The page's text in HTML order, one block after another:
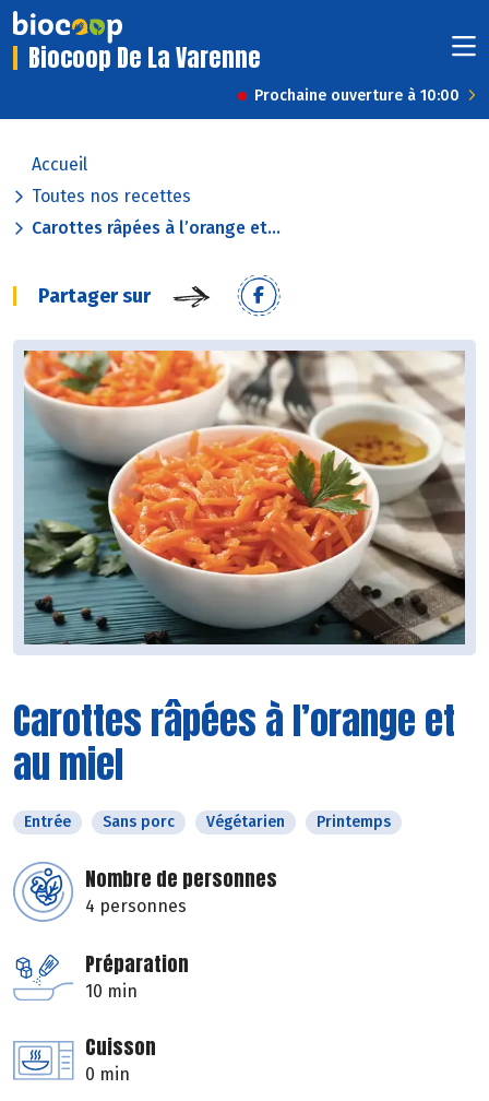
Biocoop De La Varenne
Prochaine ouverture à 10:00
Accueil
Toutes nos recettes
Carottes râpées à l’orange et...
Partager sur
Carottes râpées à l’orange et
au miel
Entrée Sans porc Végétarien Printemps
Nombre de personnes
4 personnes
Préparation
10 min
Cuisson
0 min